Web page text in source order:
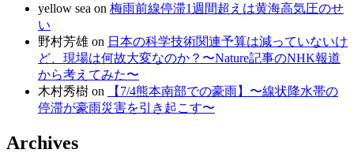
yellow sea on 梅雨前線停滞1週間超えは黄海高気圧のせ
い
野村芳雄 on 日本の科学技術関連予算は減っていないけ
ど、現場は何故大変なのか？〜Nature記事のNHK報道
から考えてみた〜
木村秀樹 on
【7/4熊本南部での豪雨】〜線状降水帯の
停滞が豪雨災害を引き起こす〜
Archives